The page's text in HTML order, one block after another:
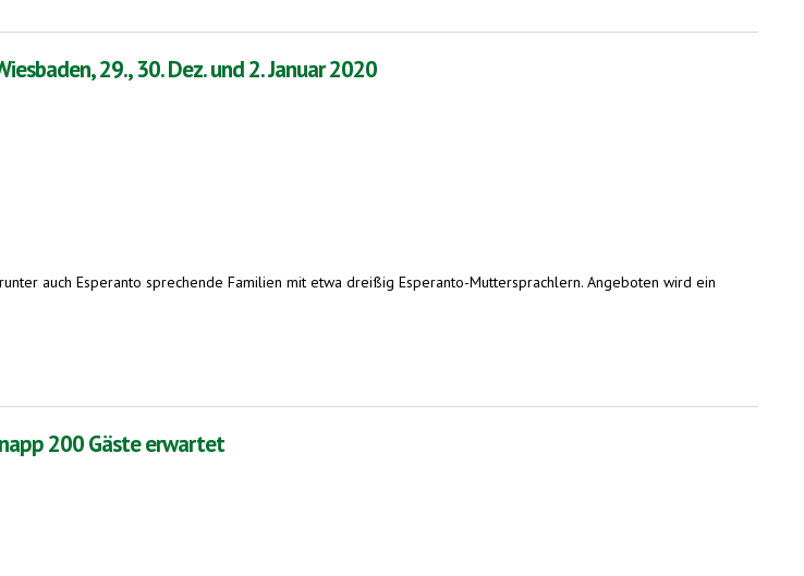
29., 30. Dez. und 2. Januar 2020
auch Esperanto sprechende Familien mit etwa dreißig Esperanto-Muttersprachlern. Angeboten wird ein
2020
200 Gäste erwartet